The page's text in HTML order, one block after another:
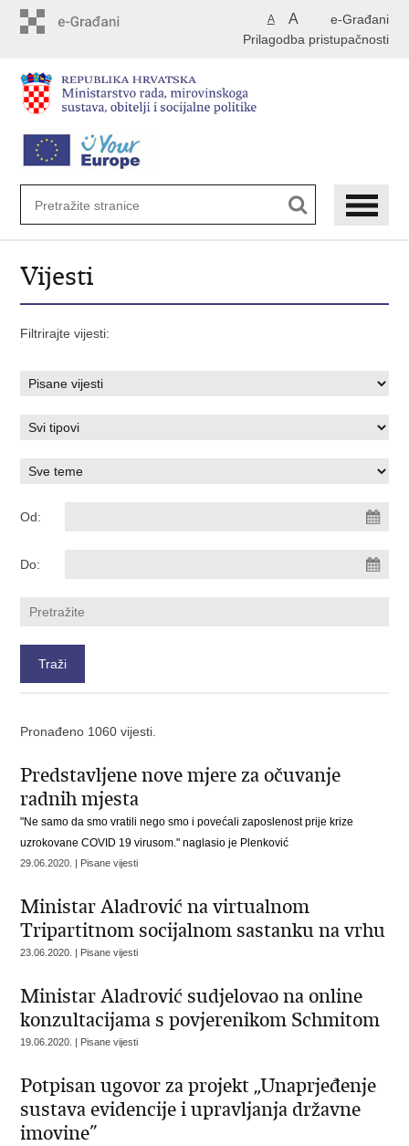
e-Građani
A A
Prilagodba pristupačnosti
Vijesti
Filtrirajte vijesti:
Od:
Do:
Pronađeno 1060 vijesti.
Predstavljene nove mjere za očuvanje
radnih mjesta
"Ne samo da smo vratili nego smo i povećali zaposlenost prije krize
uzrokovane COVID 19 virusom." naglasio je Plenković
29.06.2020. | Pisane vijesti
Ministar Aladrović na virtualnom
Tripartitnom socijalnom sastanku na vrhu
23.06.2020. | Pisane vijesti
Ministar Aladrović sudjelovao na online
konzultacijama s povjerenikom Schmitom
19.06.2020. | Pisane vijesti
Potpisan ugovor za projekt „Unaprjeđenje
sustava evidencije i upravljanja državne
imovine”